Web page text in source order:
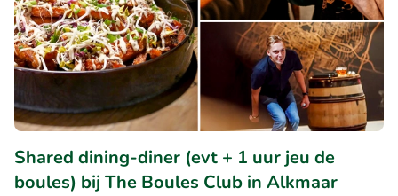
Shared dining-diner (evt + 1 uur jeu de
boules) bij The Boules Club in Alkmaar